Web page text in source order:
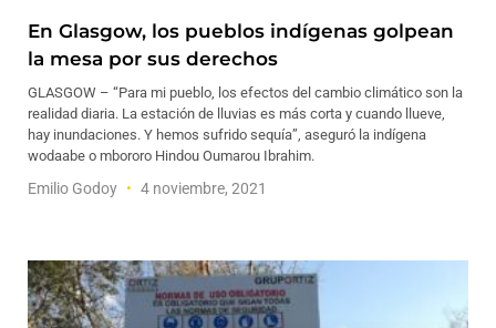
En Glasgow, los pueblos indígenas golpean
la mesa por sus derechos
GLASGOW – “Para mi pueblo, los efectos del cambio climático son la
realidad diaria. La estación de lluvias es más corta y cuando llueve,
hay inundaciones. Y hemos sufrido sequía”, aseguró la indígena
wodaabe o mbororo Hindou Oumarou Ibrahim.
Emilio Godoy 4 noviembre, 2021